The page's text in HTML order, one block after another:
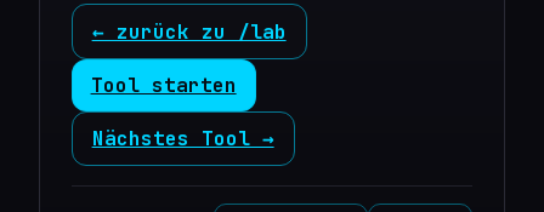
← zurück zu /lab
Tool starten
Nächstes Tool →